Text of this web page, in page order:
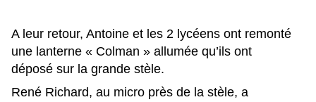
A leur retour, Antoine et les 2 lycéens ont remonté
une lanterne « Colman » allumée qu’ils ont
déposé sur la grande stèle.
René Richard, au micro près de la stèle, a